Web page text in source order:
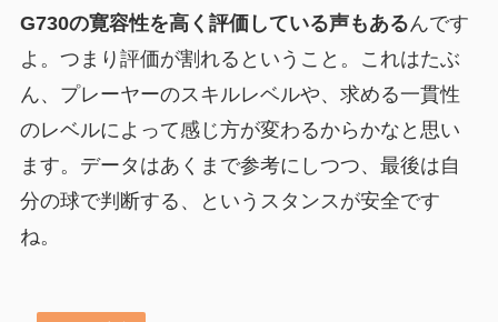
G730の寛容性を高く評価している声もあるんです
よ。つまり評価が割れるということ。これはたぶ
ん、プレーヤーのスキルレベルや、求める一貫性
のレベルによって感じ方が変わるからかなと思い
ます。データはあくまで参考にしつつ、最後は自
分の球で判断する、というスタンスが安全です
ね。